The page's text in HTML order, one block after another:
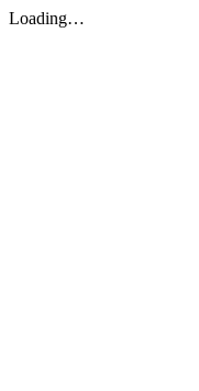
Loading…